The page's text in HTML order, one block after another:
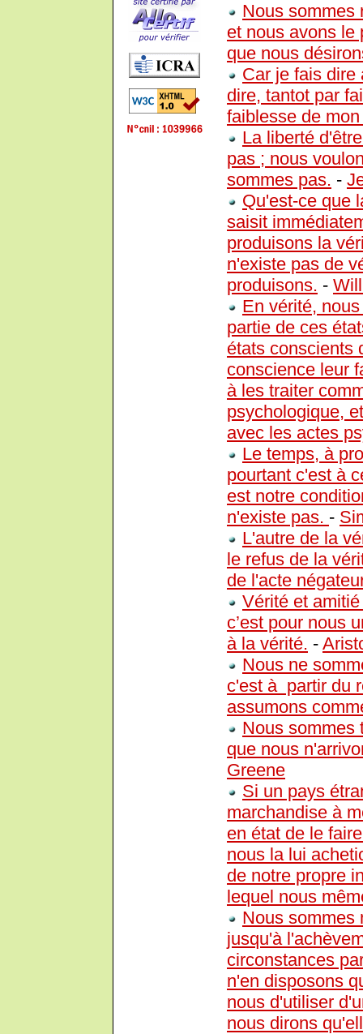
Nous sommes
et nous avons le
que nous
Car je fais dire
dire, tantot par
faiblesse de
La liberté
pas ; nous
sommes pas. -
Qu'est-ce que
saisit
produisons la
n'existe pas de
produisons. -
En vérité,
partie de ces
états conscients
conscience leur
à les traiter
psychologique,
avec les actes
Le temps, à
pourtant c'est à
est notre
n'existe pas. -
L'autre de la
le refus de la
de l'acte
Vérité et amitié
c’est pour nous
à la vérité. -
Nous ne
c'est à partir du
assumons
Nous
que nous
Greene
Si un pays
marchandise à
en état de le
nous la lui
de notre propre
lequel nous
Nous sommes
jusqu'à
circonstances
n'en disposons
nous d'utiliser
nous dirons